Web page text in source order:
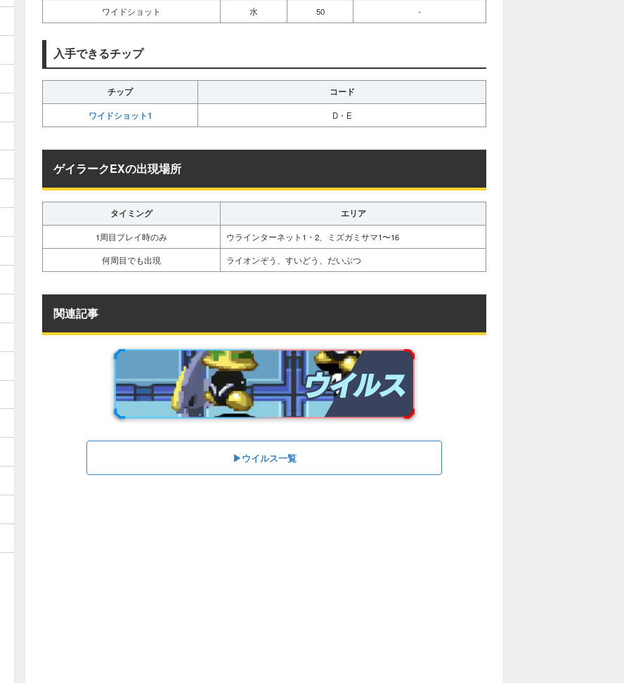
ワイドショット 水 50 -
入手できるチップ
チップ コード
ワイドショット1 D・E
ゲイラークEXの出現場所
タイミング エリア
1周目プレイ時のみ ウラインターネット1・2、ミズガミサマ1〜16
何周目でも出現 ライオンぞう、すいどう、だいぶつ
関連記事
▶︎ウイルス一覧